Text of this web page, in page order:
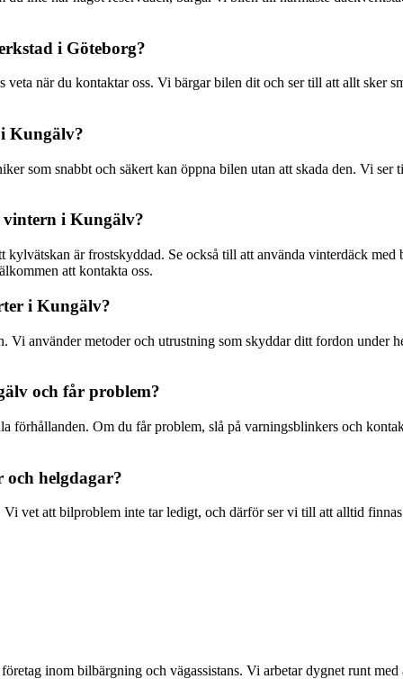
i Göteborg?
när du kontaktar oss. Vi bärgar bilen dit och ser till att allt sker
Kungälv?
som snabbt och säkert kan öppna bilen utan att skada den. Vi
i Kungälv?
är frostskyddad. Se också till att använda vinterdäck
att kontakta oss.
i Kungälv?
Vi använder metoder och utrustning som skyddar ditt fordon under
och får problem?
förhållanden. Om du får problem, slå på varningsblinkers och
helgdagar?
vet att bilproblem inte tar ledigt, och därför ser vi till att alltid
inom bilbärgning och vägassistans. Vi arbetar dygnet runt